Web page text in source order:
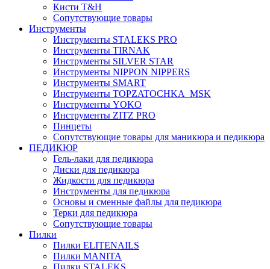
Кисти T&H
Сопутствующие товары
Инструменты
Инструменты STALEKS PRO
Инструменты TIRNAK
Инструменты SILVER STAR
Инструменты NIPPON NIPPERS
Инструменты SMART
Инструменты TOPZATOCHKA_MSK
Инструменты YOKO
Инструменты ZITZ PRO
Пинцеты
Сопутствующие товары для маникюра и педикюра
ПЕДИКЮР
Гель-лаки для педикюра
Диски для педикюра
Жидкости для педикюра
Инструменты для педикюра
Основы и сменные файлы для педикюра
Терки для педикюра
Сопутствующие товары
Пилки
Пилки ELITENAILS
Пилки MANITA
Пилки STALEKS